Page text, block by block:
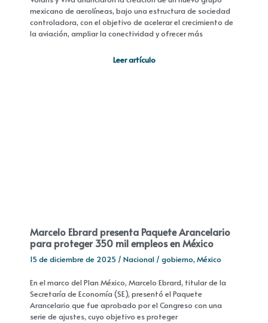
mexicano de aerolíneas, bajo una estructura de sociedad
controladora, con el objetivo de acelerar el crecimiento de
la aviación, ampliar la conectividad y ofrecer más
Leer artículo
Marcelo Ebrard presenta Paquete Arancelario
para proteger 350 mil empleos en México
15 de diciembre de 2025 / Nacional / gobierno, México
En el marco del Plan México, Marcelo Ebrard, titular de la
Secretaría de Economía (SE), presentó el Paquete
Arancelario que fue aprobado por el Congreso con una
serie de ajustes, cuyo objetivo es proteger